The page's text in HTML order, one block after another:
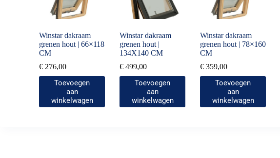
Winstar dakraam
grenen hout | 66×118
CM
€ 276,00
Toevoegen
aan
winkelwagen
Winstar dakraam
grenen hout |
134X140 CM
€ 499,00
Toevoegen
aan
winkelwagen
Winstar dakraam
grenen hout | 78×160
CM
€ 359,00
Toevoegen
aan
winkelwagen